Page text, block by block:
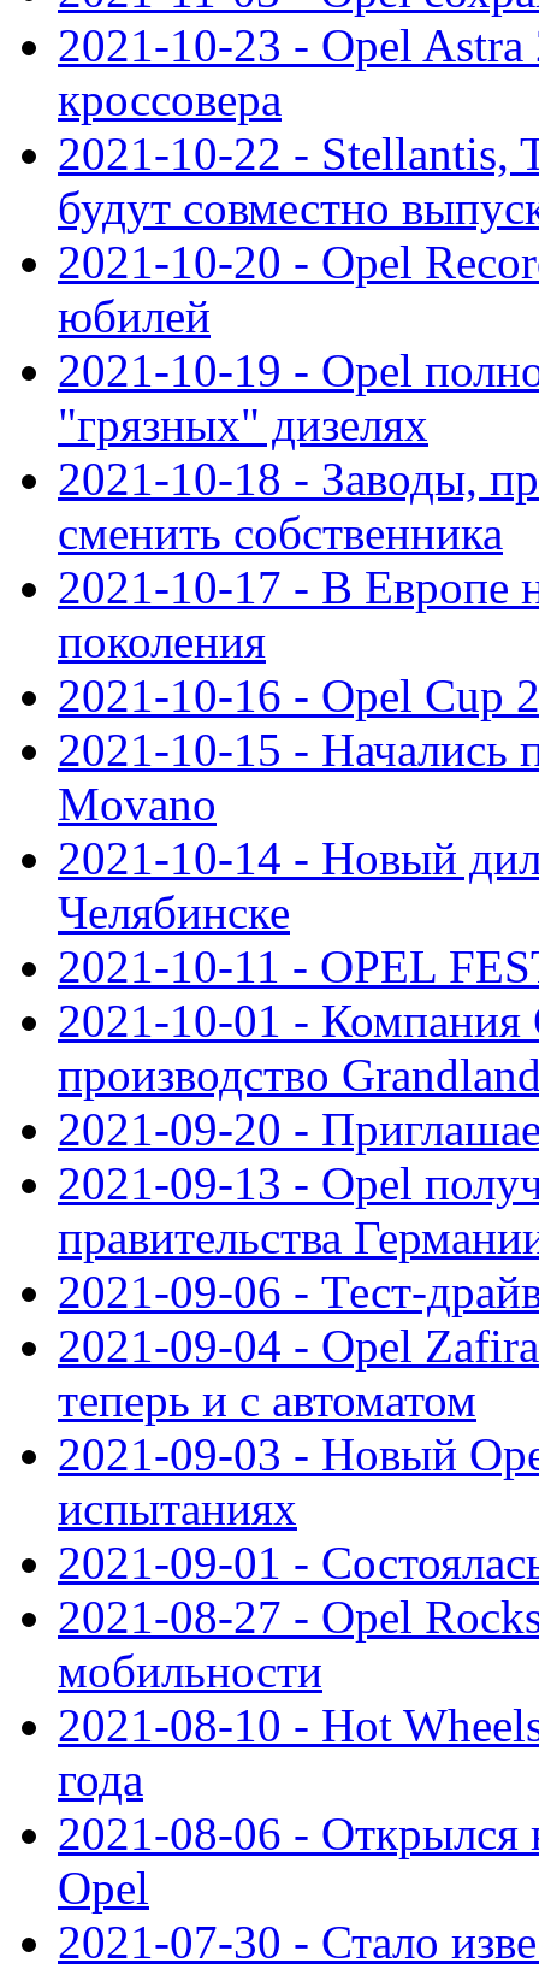
2021-10-23 - Opel Astra
кроссовера
2021-10-22 - Stellantis,
будут совместно
2021-10-20 - Opel
юбилей
2021-10-19 - Opel
"грязных" дизелях
2021-10-18 - Заводы,
сменить собственника
2021-10-17 - В Европе
поколения
2021-10-16 - Opel Cup
2021-10-15 - Начались
Movano
2021-10-14 - Новый
Челябинске
2021-10-11 - OPEL
2021-10-01 - Компания
производство
2021-09-20 -
2021-09-13 - Opel
правительства
2021-09-06 - Тест-
2021-09-04 - Opel
теперь и с автоматом
2021-09-03 - Новый
испытаниях
2021-09-01 -
2021-08-27 - Opel
мобильности
2021-08-10 - Hot
года
2021-08-06 - Открылся
Opel
2021-07-30 - Стало